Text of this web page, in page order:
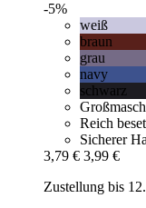
-5%
weiß
braun
grau
navy
schwarz
Reich
Sicherer
3,79 € 3,99 €
Zustellung bis